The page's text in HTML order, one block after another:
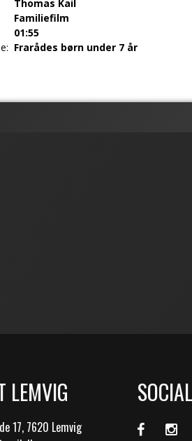
LEMVIG
17, 7620 Lemvig
SOCIAL